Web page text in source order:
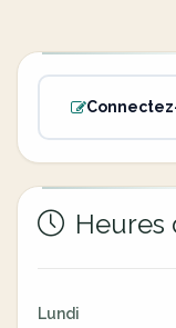
Lundi